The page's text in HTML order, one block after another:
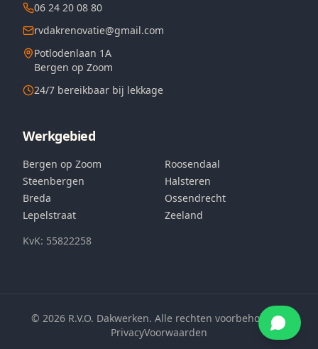
06 24 20 08 80
rvdakrenovatie@gmail.com
Potlodenlaan 1A
Bergen op Zoom
24/7 bereikbaar bij lekkage
Werkgebied
Bergen op Zoom
Roosendaal
Steenbergen
Halsteren
Breda
Ossendrecht
Lepelstraat
Zeeland
KvK: 55822258
© 2026R.V.O. Dakwerken. Alle rechten voorbehouden.
PrivacyVoorwaarden